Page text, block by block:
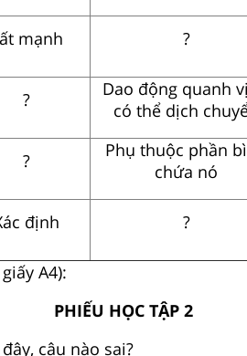
mạnh ?
?
Dao động quanh
có thể dịch
?
Phụ thuộc phần
chứa nó
định ?
A4):
PHIẾU HỌC TẬP 2
câu nào sai?